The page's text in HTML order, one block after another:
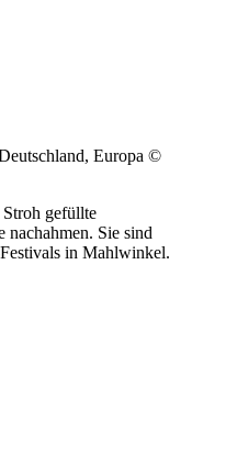
Europa ©
gefüllte
nachahmen. Sie sind
in Mahlwinkel.